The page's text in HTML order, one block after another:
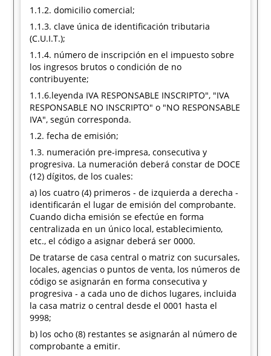
1.1.2. domicilio comercial;
1.1.3. clave única de identificación tributaria
(C.U.I.T.);
1.1.4. número de inscripción en el impuesto sobre
los ingresos brutos o condición de no
contribuyente;
1.1.6.leyenda IVA RESPONSABLE INSCRIPTO", "IVA
RESPONSABLE NO INSCRIPTO" o "NO RESPONSABLE
IVA", según corresponda.
1.2. fecha de emisión;
1.3. numeración pre-impresa, consecutiva y
progresiva. La numeración deberá constar de DOCE
(12) dígitos, de los cuales:
a) los cuatro (4) primeros - de izquierda a derecha -
identificarán el lugar de emisión del comprobante.
Cuando dicha emisión se efectúe en forma
centralizada en un único local, establecimiento,
etc., el código a asignar deberá ser 0000.
De tratarse de casa central o matriz con sucursales,
locales, agencias o puntos de venta, los números de
código se asignarán en forma consecutiva y
progresiva - a cada uno de dichos lugares, incluida
la casa matriz o central desde el 0001 hasta el
9998;
b) los ocho (8) restantes se asignarán al número de
comprobante a emitir.